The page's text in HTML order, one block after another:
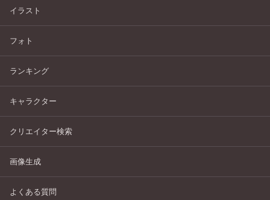
イラスト
フォト
ランキング
キャラクター
クリエイター検索
画像生成
よくある質問